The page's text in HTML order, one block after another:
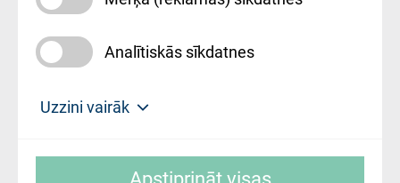
Analītiskās sīkdatnes
Uzzini vairāk
slimnīca, turpmāk – Pārzinis, sīkdatņu